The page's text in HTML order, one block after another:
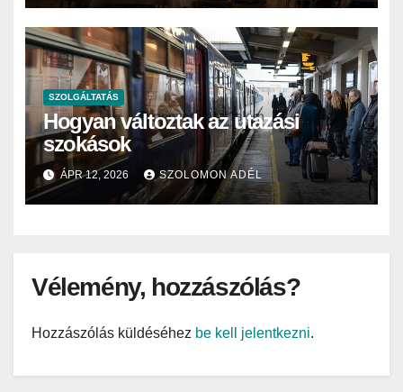
SZOLGÁLTATÁS
Hogyan változtak az utazási
szokások
ÁPR 12, 2026 SZOLOMON ADÉL
Vélemény, hozzászólás?
Hozzászólás küldéséhez be kell jelentkezni.